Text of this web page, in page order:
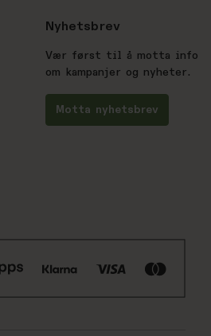
Nyhetsbrev
Vær først til å motta info
om kampanjer og nyheter.
Motta nyhetsbrev